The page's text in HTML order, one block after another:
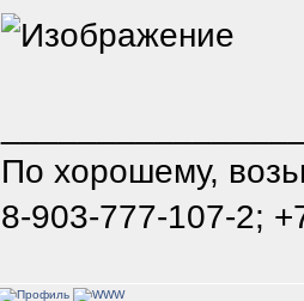
По хорошему,
8-903-777-107-2;